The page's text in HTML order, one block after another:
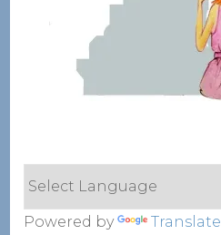
Powered by Translate